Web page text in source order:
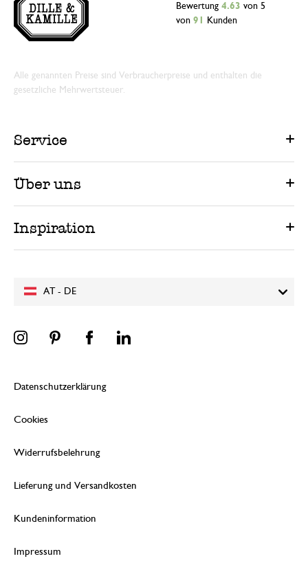
AT - DE
Bewertung 4.63 von 5
von 91 Kunden
Alle genannten Preise sind Verbraucherpreise und enthalten die
gesetzliche Mehrwertsteuer.
Service
Über uns
Inspiration
Datenschutzerklärung
Cookies
Widerrufsbelehrung
Lieferung und Versandkosten
Kundeninformation
Impressum